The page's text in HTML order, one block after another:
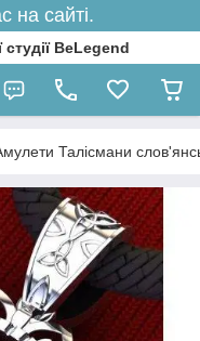
на сайті.
BeLegend
Талісмани